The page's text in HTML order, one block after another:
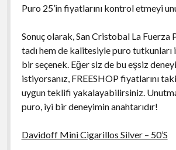
Puro 25’in fiyatlarını kontrol etmeyi
Sonuç olarak, San Cristobal La Fuerza
tadı hem de kalitesiyle puro tutkunları
bir seçenek. Eğer siz de bu eşsiz
istiyorsanız, FREESHOP fiyatlarını
uygun teklifi yakalayabilirsiniz.
puro, iyi bir deneyimin anahtarıdır!
Davidoff Mini Cigarillos Silver – 50’S